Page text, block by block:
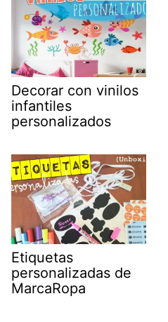
Decorar con vinilos
infantiles
personalizados
Etiquetas
personalizadas de
MarcaRopa